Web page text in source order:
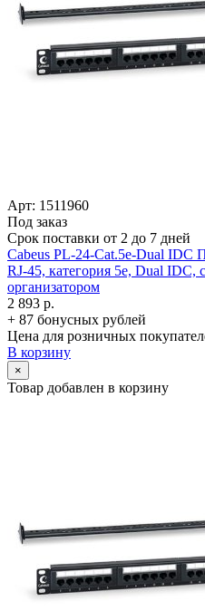
Арт: 1511960
Под заказ
Срок поставки от 2 до 7 дней
Cabeus PL-24-Cat.5e-Dual IDC
RJ-45, категория 5e, Dual IDC,
организатором
2 893 р.
+ 87 бонусных рублей
Цена для розничных
В корзину
×
Товар добавлен в корзину